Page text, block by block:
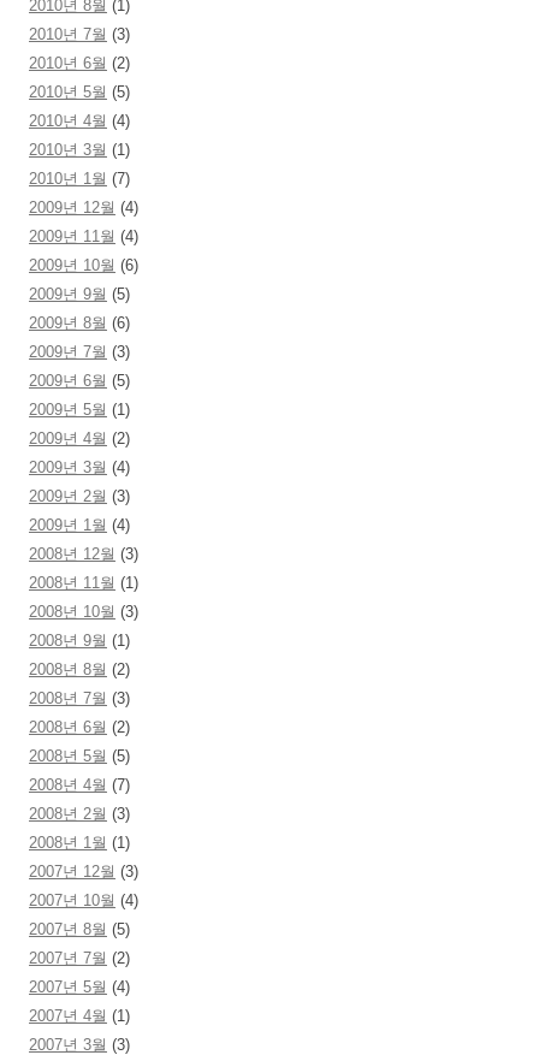
2010년 8월 (1)
2010년 7월 (3)
2010년 6월 (2)
2010년 5월 (5)
2010년 4월 (4)
2010년 3월 (1)
2010년 1월 (7)
2009년 12월 (4)
2009년 11월 (4)
2009년 10월 (6)
2009년 9월 (5)
2009년 8월 (6)
2009년 7월 (3)
2009년 6월 (5)
2009년 5월 (1)
2009년 4월 (2)
2009년 3월 (4)
2009년 2월 (3)
2009년 1월 (4)
2008년 12월 (3)
2008년 11월 (1)
2008년 10월 (3)
2008년 9월 (1)
2008년 8월 (2)
2008년 7월 (3)
2008년 6월 (2)
2008년 5월 (5)
2008년 4월 (7)
2008년 2월 (3)
2008년 1월 (1)
2007년 12월 (3)
2007년 10월 (4)
2007년 8월 (5)
2007년 7월 (2)
2007년 5월 (4)
2007년 4월 (1)
2007년 3월 (3)